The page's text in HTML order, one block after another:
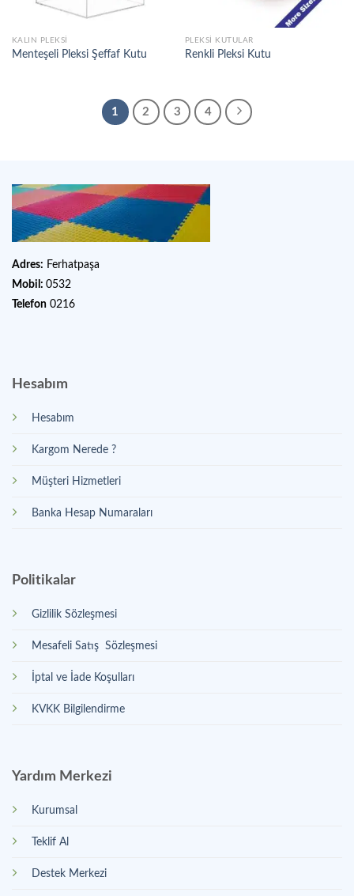
KALIN PLEKSI
Menteşeli Pleksi Şeffaf Kutu
PLEKSI KUTULAR
Renkli Pleksi Kutu
1 2 3 4
Adres: Ferhatpaşa
Mobil: 0532
Telefon 0216
Hesabım
Hesabım
Kargom Nerede ?
Müşteri Hizmetleri
Banka Hesap Numaraları
Politikalar
Gizlilik Sözleşmesi
Mesafeli Satış Sözleşmesi
İptal ve İade Koşulları
KVKK Bilgilendirme
Yardım Merkezi
Kurumsal
Teklif Al
Destek Merkezi